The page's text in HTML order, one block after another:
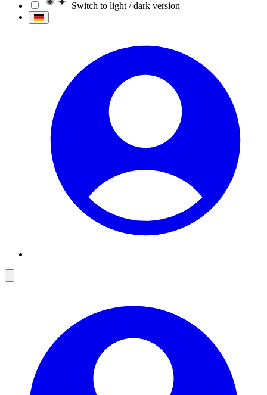
Switch to light / dark version